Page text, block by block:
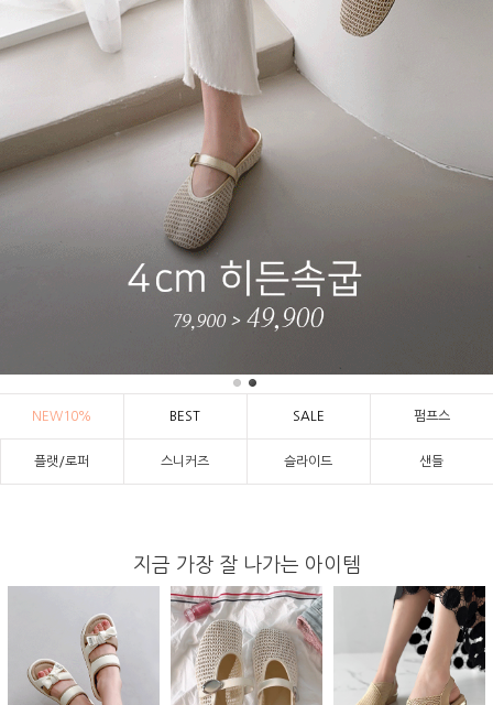
NEW10% BEST SALE 펌프스
플랫/로퍼 스니커즈 슬라이드 샌들
지금 가장 잘 나가는 아이템